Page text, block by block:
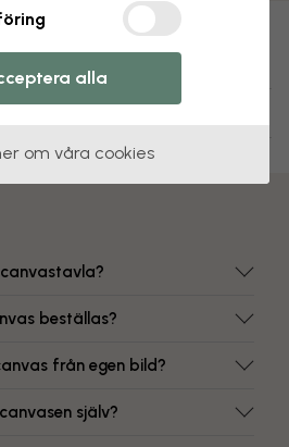
beställas?
från egen bild?
själv?
alla
om våra cookies